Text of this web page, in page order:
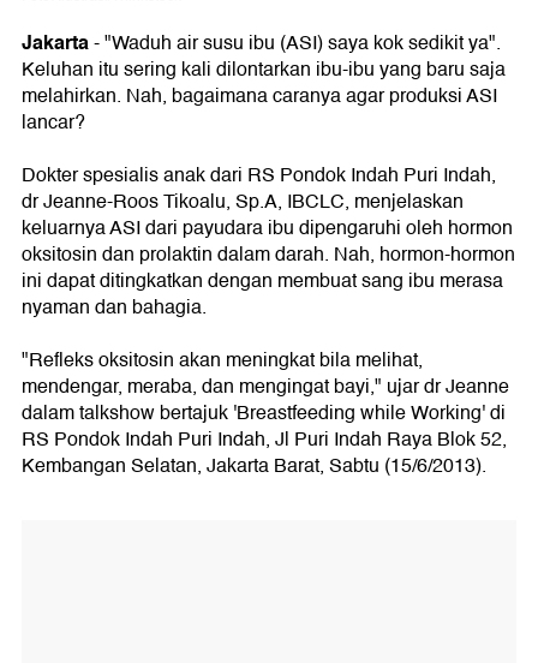
Jakarta- "Waduh air susu ibu (ASI) saya kok sedikit ya".
Keluhan itu sering kali dilontarkan ibu-ibu yang baru saja
melahirkan. Nah, bagaimana caranya agar produksi ASI
lancar?
Dokter spesialis anak dari RS Pondok Indah Puri Indah,
dr Jeanne-Roos Tikoalu, Sp.A, IBCLC, menjelaskan
keluarnya ASI dari payudara ibu dipengaruhi oleh hormon
oksitosin dan prolaktin dalam darah. Nah, hormon-hormon
ini dapat ditingkatkan dengan membuat sang ibu merasa
nyaman dan bahagia.
"Refleks oksitosin akan meningkat bila melihat,
mendengar, meraba, dan mengingat bayi," ujar dr Jeanne
dalam talkshow bertajuk 'Breastfeeding while Working' di
RS Pondok Indah Puri Indah, Jl Puri Indah Raya Blok 52,
Kembangan Selatan, Jakarta Barat, Sabtu (15/6/2013).